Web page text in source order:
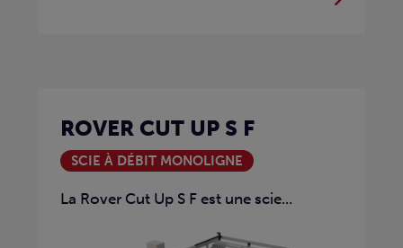
ROVER CUT UP S F
SCIE À DÉBIT MONOLIGNE
La Rover Cut Up S F est une scie...